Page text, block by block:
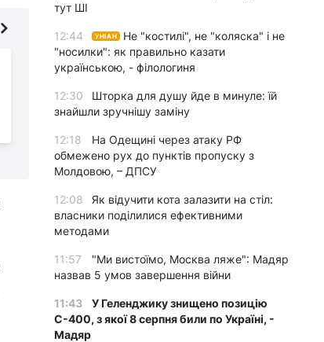
Apple заплатить $1
зможе знайти "баги" в
тут ШІ
12:44 УНІАН
Не "костилі", не "коляска" і не
"носилки": як правильно казати
українською, - філологиня
12:30
Шторка для душу йде в минуле: їй
знайшли зручнішу заміну
12:18
На Одещині через атаку РФ
обмежено рух до пунктів пропуску з
Молдовою, – ДПСУ
12:08
Як відучити кота залазити на стіл:
власники поділилися ефективними
методами
11:57
"Ми вистоїмо, Москва ляже": Мадяр
назвав 5 умов завершення війни
11:43
У Геленджику знищено позицію
С-400, з якої 8 серпня били по Україні, -
Мадяр